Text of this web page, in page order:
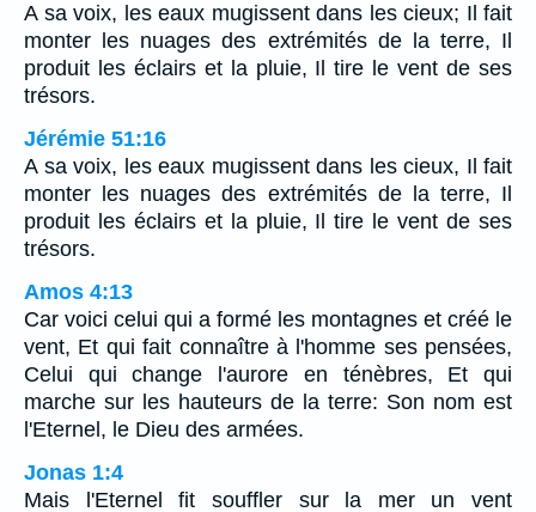
A sa voix, les eaux mugissent dans les cieux; Il fait
monter les nuages des extrémités de la terre, Il
produit les éclairs et la pluie, Il tire le vent de ses
trésors.
Jérémie 51:16
A sa voix, les eaux mugissent dans les cieux, Il fait
monter les nuages des extrémités de la terre, Il
produit les éclairs et la pluie, Il tire le vent de ses
trésors.
Amos 4:13
Car voici celui qui a formé les montagnes et créé le
vent, Et qui fait connaître à l'homme ses pensées,
Celui qui change l'aurore en ténèbres, Et qui
marche sur les hauteurs de la terre: Son nom est
l'Eternel, le Dieu des armées.
Jonas 1:4
Mais l'Eternel fit souffler sur la mer un vent